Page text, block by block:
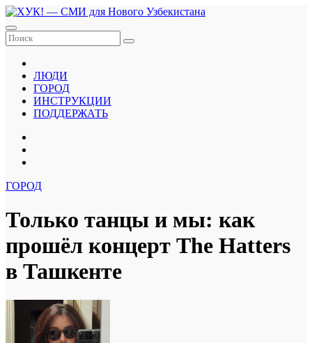
Перейти
к
содержанию
ЛЮДИ
ГОРОД
ИНСТРУКЦИИ
ПОДДЕРЖАТЬ
ГОРОД
Только танцы и мы: как
прошёл концерт The Hatters
в Ташкенте